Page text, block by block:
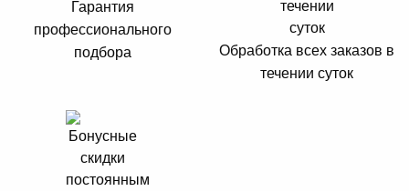
Гарантия
профессионального
подбора
Обработка всех заказов в
течении суток